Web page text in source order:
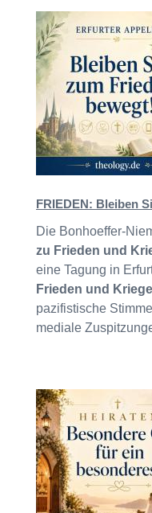
FRIEDEN: Bleiben
Die Bonhoeffer-
zu Frieden und
eine Tagung in
Frieden und
pazifistische
mediale